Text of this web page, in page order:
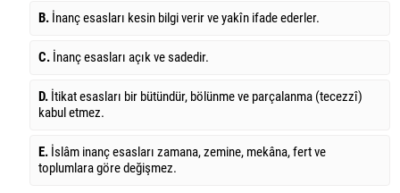
B. İnanç esasları kesin bilgi verir ve yakîn ifade ederler.
C. İnanç esasları açık ve sadedir.
D. İtikat esasları bir bütündür, bölünme ve parçalanma (tecezzî)
kabul etmez.
E. İslâm inanç esasları zamana, zemine, mekâna, fert ve
toplumlara göre değişmez.